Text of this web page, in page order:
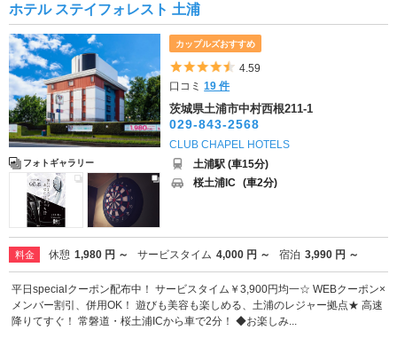
ホテル ステイフォレスト 土浦
フォトギャラリー
カップルズおすすめ
5つ星のうち4.5
4.59
口コミ19 件
茨城県土浦市中村西根211-1
029-843-2568
CLUB CHAPEL HOTELS
土浦駅 (車15分)
桜土浦IC (車2分)
料金 休憩 1,980 円 ～ サービスタイム 4,000 円 ～ 宿泊 3,990 円 ～
平日specialクーポン配布中！ サービスタイム￥3,900円均一☆ WEBクーポン×
メンバー割引、併用OK！ 遊びも美容も楽しめる、土浦のレジャー拠点★ 高速
降りてすぐ！ 常磐道・桜土浦ICから車で2分！ ◆お楽しみ...